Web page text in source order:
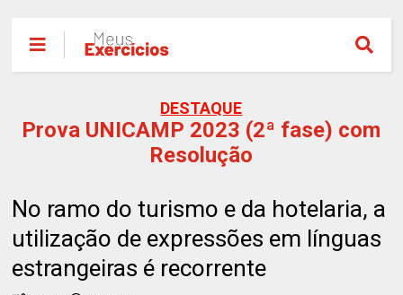
DESTAQUE
Prova UNICAMP 2023 (2ª fase) com
Resolução
No ramo do turismo e da hotelaria, a
utilização de expressões em línguas
estrangeiras é recorrente